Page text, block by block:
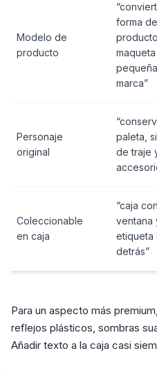
Modelo de
producto
forma
maqueta
marca”
Personaje
original
paleta,
de traje
Coleccionable
en caja
“caja con
ventana
etiqueta
detrás”
Para un aspecto más
reflejos plásticos, sombras
Añadir texto a la caja casi